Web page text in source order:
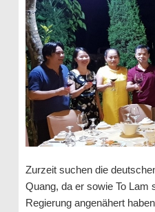
Zurzeit suchen die
Quang, da er sowie To Lam
Regierung angenähert